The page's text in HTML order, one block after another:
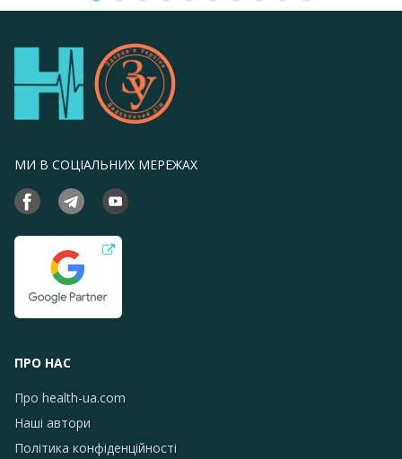
МИ В СОЦІАЛЬНИХ МЕРЕЖАХ
ПРО НАС
Про health-ua.com
Наші автори
Політика конфіденційності